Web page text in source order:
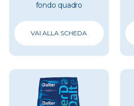
fondo quadro
VAI ALLA SCHEDA